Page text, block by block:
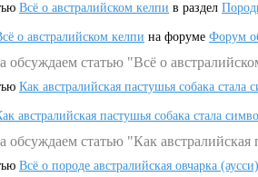
Всё о австралийском келпи в раздел
о австралийском келпи на форуме Форум
обсуждаем статью "Всё о
Как австралийская пастушья собака
австралийская пастушья собака стала
обсуждаем статью "Как
Всё о породе австралийская овчарка (аусси)